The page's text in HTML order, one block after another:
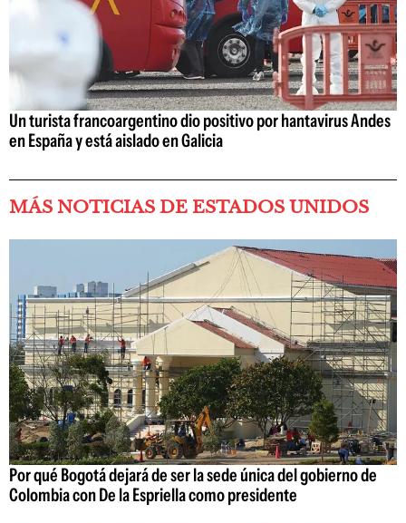
Un turista francoargentino dio positivo por hantavirus Andes
en España y está aislado en Galicia
MÁS NOTICIAS DE ESTADOS UNIDOS
Por qué Bogotá dejará de ser la sede única del gobierno de
Colombia con De la Espriella como presidente